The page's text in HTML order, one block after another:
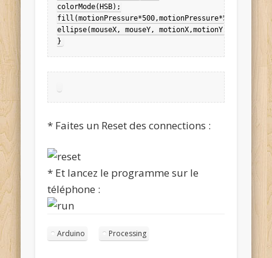
colorMode(HSB);
fill(motionPressure*500,motionPressure*500,255);
ellipse(mouseX, mouseY, motionX,motionY);
}
* Faites un Reset des connections :
* Et lancez le programme sur le
téléphone :
Arduino Processing